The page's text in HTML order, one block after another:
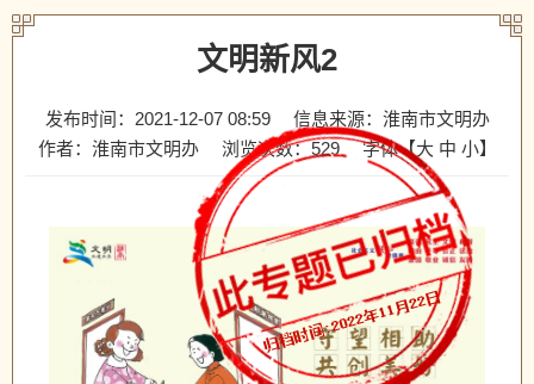
文明新风2
发布时间：2021-12-07 08:59
信息来源：淮南市文明办
作者：淮南市文明办
浏览次数：529 字体【大 中 小】